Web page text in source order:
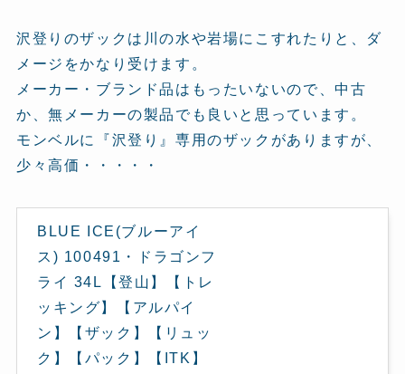
沢登りのザックは川の水や岩場にこすれたりと、ダ
メージをかなり受けます。
メーカー・ブランド品はもったいないので、中古
か、無メーカーの製品でも良いと思っています。
モンベルに『沢登り』専用のザックがありますが、
少々高価・・・・・
BLUE ICE(ブルーアイ
ス) 100491・ドラゴンフ
ライ 34L【登山】【トレ
ッキング】【アルパイ
ン】【ザック】【リュッ
ク】【パック】【ITK】